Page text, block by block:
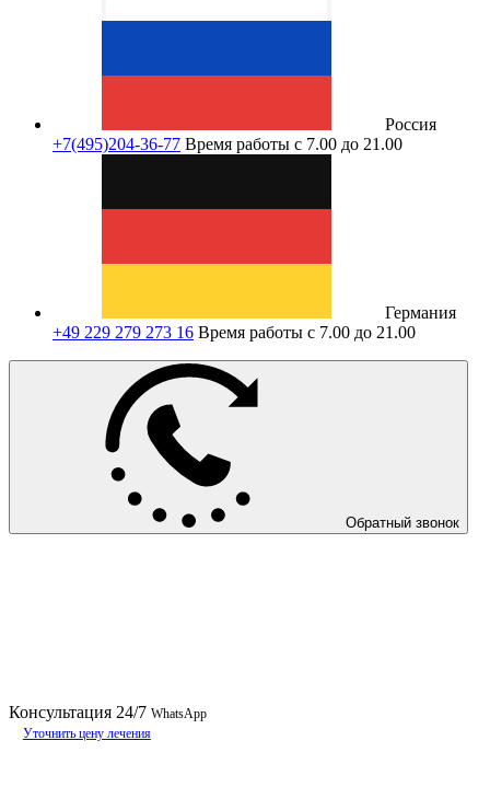
Россия
+7(495)204-36-77 Время работы с 7.00 до 21.00
Германия
+49 229 279 273 16 Время работы с 7.00 до 21.00
Обратный звонок
Консультация 24/7 WhatsApp
Уточнить цену лечения